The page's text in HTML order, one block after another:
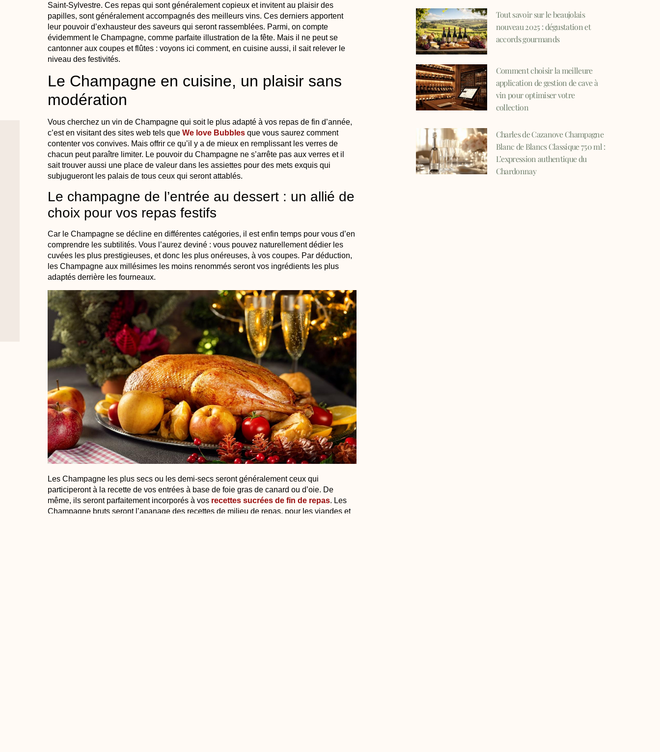
Saint-Sylvestre. Ces repas qui sont généralement copieux et invitent au plaisir des
papilles, sont généralement accompagnés des meilleurs vins. Ces derniers apportent
leur pouvoir d’exhausteur des saveurs qui seront rassemblées. Parmi, on compte
évidemment le Champagne, comme parfaite illustration de la fête. Mais il ne peut se
cantonner aux coupes et flûtes : voyons ici comment, en cuisine aussi, il sait relever le
niveau des festivités.
Le Champagne en cuisine, un plaisir sans
modération
Vous cherchez un vin de Champagne qui soit le plus adapté à vos repas de fin d’année,
c’est en visitant des sites web tels que We love Bubblesque vous saurez comment
contenter vos convives. Mais offrir ce qu’il y a de mieux en remplissant les verres de
chacun peut paraître limiter. Le pouvoir du Champagne ne s’arrête pas aux verres et il
sait trouver aussi une place de valeur dans les assiettes pour des mets exquis qui
subjugueront les palais de tous ceux qui seront attablés.
Le champagne de l’entrée au dessert : un allié de
choix pour vos repas festifs
Car le Champagne se décline en différentes catégories, il est enfin temps pour vous d’en
comprendre les subtilités. Vous l’aurez deviné : vous pouvez naturellement dédier les
cuvées les plus prestigieuses, et donc les plus onéreuses, à vos coupes. Par déduction,
les Champagne aux millésimes les moins renommés seront vos ingrédients les plus
adaptés derrière les fourneaux.
Les Champagne les plus secs ou les demi-secs seront généralement ceux qui
participeront à la recette de vos entrées à base de foie gras de canard ou d’oie. De
même, ils seront parfaitement incorporés à vos recettes sucrées de fin de repas. Les
Champagne bruts seront l’apanage des recettes de milieu de repas, pour les viandes et
Tout savoir sur le beaujolais
nouveau 2025 : dégustation et
accords gourmands
Comment choisir la meilleure
application de gestion de cave à
vin pour optimiser votre
collection
Charles de Cazanove Champagne
Blanc de Blancs Classique 750 ml :
L’expression authentique du
Chardonnay